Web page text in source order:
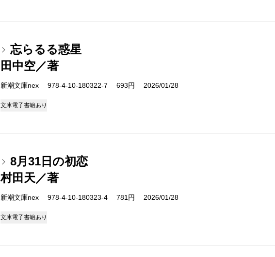
忘らるる惑星
田中空／著
新潮文庫nex 978-4-10-180322-7 693円 2026/01/28
文庫電子書籍あり
8月31日の初恋
村田天／著
新潮文庫nex 978-4-10-180323-4 781円 2026/01/28
文庫電子書籍あり